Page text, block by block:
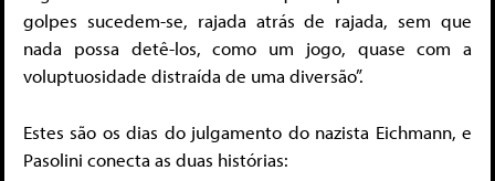
golpes sucedem-se, rajada atrás de rajada, sem que
nada possa detê-los, como um jogo, quase com a
voluptuosidade distraída de uma diversão”.
Estes são os dias do julgamento do nazista Eichmann, e
Pasolini conecta as duas histórias: